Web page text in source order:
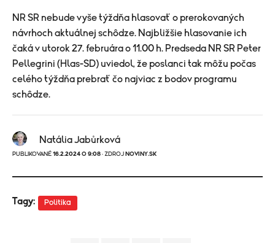
NR SR nebude vyše týždňa hlasovať o prerokovaných
návrhoch aktuálnej schôdze. Najbližšie hlasovanie ich
čaká v utorok 27. februára o 11.00 h. Predseda NR SR Peter
Pellegrini (Hlas-SD) uviedol, že poslanci tak môžu počas
celého týždňa prebrať čo najviac z bodov programu
schôdze.
Natália Jabůrková
PUBLIKOVANÉ 16.2.2024 O 9:08 · ZDROJ NOVINY.SK
Tagy: Politika